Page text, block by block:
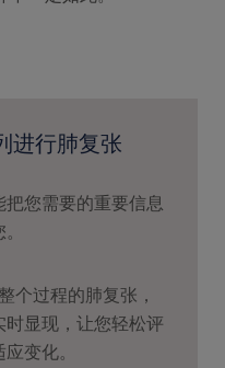
进行肺复张
您需要的重要信息
个过程的肺复张，
时显现，让您轻松评
变化。